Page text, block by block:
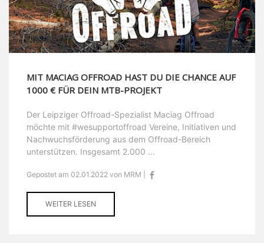
MIT MACIAG OFFROAD HAST DU DIE CHANCE AUF
1000 € FÜR DEIN MTB-PROJEKT
Der Leipziger Offroad-Spezialist Maciag Offroad
möchte mit #wesupportoffroad Vereine, Initiativen und
Nachwuchsförderung aus dem Offroad-Bereich
unterstützen. Insgesamt 2.000 ...
Gepostet am 02.01.2022 von MRM |
WEITER LESEN